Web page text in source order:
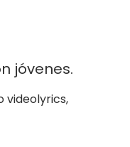
jóvenes.
videolyrics,